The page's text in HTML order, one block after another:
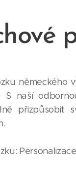
německého
S naší
přizpůsobit